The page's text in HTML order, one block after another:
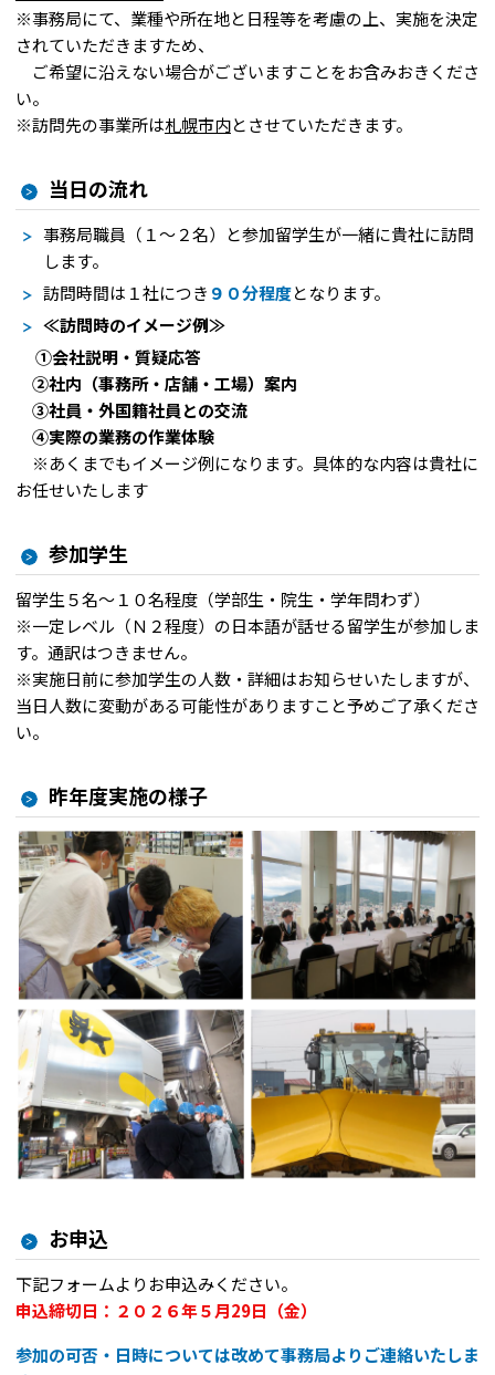
※事務局にて、業種や所在地と日程等を考慮の上、実施を決定
されていただきますため、
ご希望に沿えない場合がございますことをお含みおきくださ
い。
※訪問先の事業所は札幌市内とさせていただきます。
当日の流れ
事務局職員（１～２名）と参加留学生が一緒に貴社に訪問
します。
訪問時間は１社につき ９ ０分程度となります。
≪訪問時のイメージ例≫
①会社説明・質疑応答
②社内（事務所・店舗・工場）案内
③社員・外国籍社員との交流
④実際の業務の作業体験
※あくまでもイメージ例になります。具体的な内容は貴社に
お任せいたします
参加学生
留学生５名～１０名程度（学部生・院生・学年問わず）
※一定レベル（Ｎ２程度）の日本語が話せる留学生が参加しま
す。通訳はつきません。
※実施日前に参加学生の人数・詳細はお知らせいたしますが、
当日人数に変動がある可能性がありますこと予めご了承くださ
い。
昨年度実施の様子
お申込
下記フォームよりお申込みください。
申込締切日：２０２６年５月29日（金）
参加の可否・日時については改めて事務局よりご連絡いたしま